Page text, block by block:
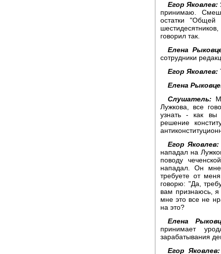
Егор Яковлев:
принимаю.
остатки "Общей
говорил так.
Елена
сотрудники
Егор Яковлев:
Елена
Слушатель:
Лужкова, все
узнать - как вы
решение
Егор Яковлев:
нападал на
поводу
нападал. Он мне
требуете от
говорю: "Да,
вам признаюсь, я
мне это все не
на это?
Елена
принимает
зарабатывания
Егор Яковлев: